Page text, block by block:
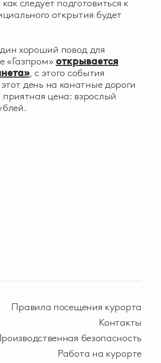
следует подготовиться к
открытия будет
хороший повод для
«Газпром» открывается
, с этого события
день на канатные дороги
цена: взрослый
Правила посещения курорта
Контакты
безопасность
Работа на курорте